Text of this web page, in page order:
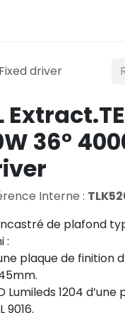
driver
36°
Interne :
de plafond
:
plaque de finition
Lumileds 1204
9016.